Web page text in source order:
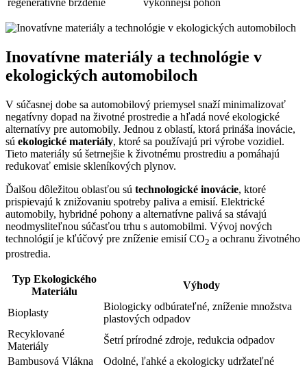
Inovatívne materiály a technológie v
ekologických automobiloch
V súčasnej dobe sa automobilový priemysel snaží minimalizovať
negatívny dopad na životné prostredie a hľadá nové ekologické
alternatívy pre automobily. Jednou z oblastí, ktorá prináša inovácie,
sú ekologické materiály, ktoré sa používajú pri výrobe vozidiel.
Tieto materiály sú šetrnejšie k životnému prostrediu a pomáhajú
redukovať emisie skleníkových plynov.
Ďalšou dôležitou oblasťou sú technologické inovácie, ktoré
prispievajú k znižovaniu spotreby paliva a emisií. Elektrické
automobily, hybridné pohony a alternatívne palivá sa stávajú
neodmysliteľnou súčasťou trhu s automobilmi. Vývoj nových
technológií je kľúčový pre zníženie emisií CO2 a ochranu životného
prostredia.
Typ Ekologického
Materiálu
Výhody
Bioplasty
Biologicky odbúrateľné, zníženie množstva
plastových odpadov
Recyklované
Materiály
Šetrí prírodné zdroje, redukcia odpadov
Bambusová Vlákna
Odolné, ľahké a ekologicky udržateľné